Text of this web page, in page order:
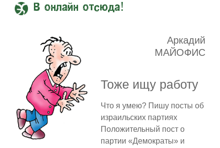
В онлайн отсюда!
Аркадий
МАЙОФИС
Тоже ищу работу
Что я умею? Пишу посты об
израильских партиях
Положительный пост о
партии «Демократы» и